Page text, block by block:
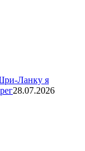
Ланку я
28.07.2026